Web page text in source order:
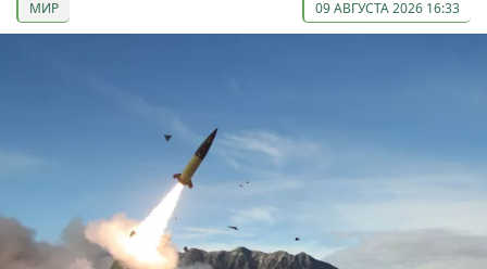
МИР 09 АВГУСТА 2026 16:33